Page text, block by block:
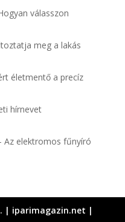
válasszon
meg a lakás
életmentő a precíz
hírnevet
Az elektromos fűnyíró
| iparimagazin.net |